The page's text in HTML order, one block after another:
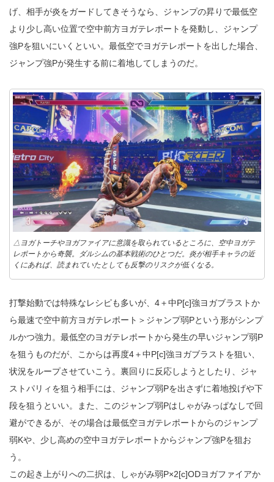
げ、相手が炎をガードしてきそうなら、ジャンプの昇りで最低空
より少し高い位置で空中前方ヨガテレポートを発動し、ジャンプ
強Pを狙いにいくといい。最低空でヨガテレポートを出した場合、
ジャンプ強Pが発生する前に着地してしまうのだ。
△ヨガトーチやヨガファイアに意識を取られているところに、空中ヨガテ
レポートから奇襲。ダルシムの基本戦術のひとつだ。炎が相手キャラの近
くにあれば、読まれていたとしても反撃のリスクが低くなる。
打撃始動では特殊なレシピも多いが、4＋中P[c]強ヨガブラストか
ら最速で空中前方ヨガテレポート＞ジャンプ弱Pという形がシンプ
ルかつ強力。最低空のヨガテレポートから発生の早いジャンプ弱P
を狙うものだが、こからは再度4＋中P[c]強ヨガブラストを狙い、
状況をループさせていこう。裏回りに反応しようとしたり、ジャ
ストパリィを狙う相手には、ジャンプ弱Pを出さずに着地投げや下
段を狙うといい。また、このジャンプ弱Pはしゃがみっぱなしで回
避ができるが、その場合は最低空ヨガテレポートからのジャンプ
弱Kや、少し高めの空中ヨガテレポートからジャンプ強Pを狙お
う。
この起き上がりへの二択は、しゃがみ弱P×2[c]ODヨガファイアか